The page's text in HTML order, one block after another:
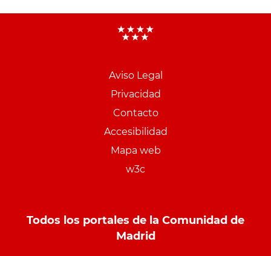
Aviso Legal
Privacidad
Contacto
Accesibilidad
Mapa web
w3c
Todos los portales de la Comunidad de
Madrid